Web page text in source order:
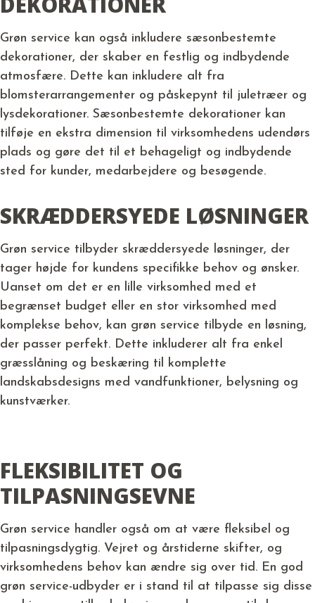
Grøn service kan også inkludere sæsonbestemte
dekorationer, der skaber en festlig og indbydende
atmosfære. Dette kan inkludere alt fra
blomsterarrangementer og påskepynt til juletræer og
lysdekorationer. Sæsonbestemte dekorationer kan
tilføje en ekstra dimension til virksomhedens udendørs
plads og gøre det til et behageligt og indbydende
sted for kunder, medarbejdere og besøgende.
SKRÆDDERSYEDE LØSNINGER
Grøn service tilbyder skræddersyede løsninger, der
tager højde for kundens specifikke behov og ønsker.
Uanset om det er en lille virksomhed med et
begrænset budget eller en stor virksomhed med
komplekse behov, kan grøn service tilbyde en løsning,
der passer perfekt. Dette inkluderer alt fra enkel
græsslåning og beskæring til komplette
landskabsdesigns med vandfunktioner, belysning og
kunstværker.
FLEKSIBILITET OG
TILPASNINGSEVNE
Grøn service handler også om at være fleksibel og
tilpasningsdygtig. Vejret og årstiderne skifter, og
virksomhedens behov kan ændre sig over tid. En god
grøn service-udbyder er i stand til at tilpasse sig disse